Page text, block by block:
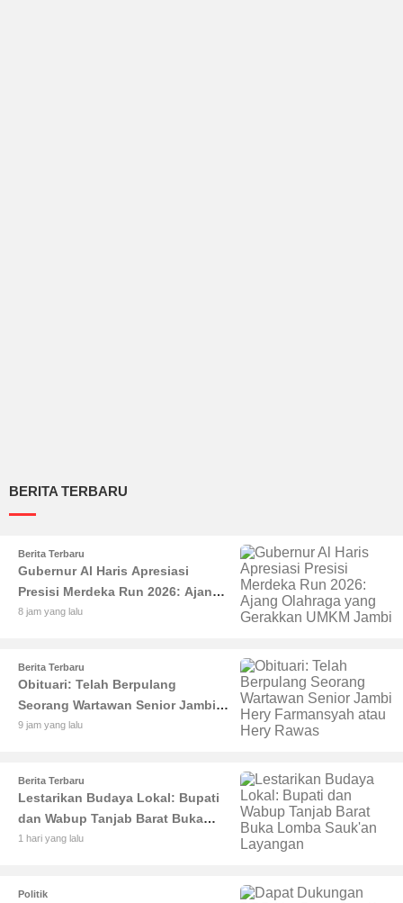
BERITA TERBARU
Berita Terbaru
Gubernur Al Haris Apresiasi
Presisi Merdeka Run 2026: Ajang
Olahraga yang Gerakkan UMKM
8 jam yang lalu
Berita Terbaru
Obituari: Telah Berpulang
Seorang Wartawan Senior Jambi
Hery Farmansyah atau Hery
9 jam yang lalu
Berita Terbaru
Lestarikan Budaya Lokal: Bupati
dan Wabup Tanjab Barat Buka
Lomba Sauk'an Layangan
1 hari yang lalu
Politik